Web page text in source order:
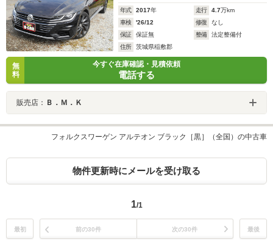
年式 2017年 走行 4.7万km
車検
'26/12 修復
なし
保証
保証無 整備
法定整備付
住所
茨城県稲敷郡
無
料
今すぐ在庫確認・見積依頼
電話する
販売店： Ｂ．Ｍ．Ｋ
フォルクスワーゲン アルテオン ブラック［黒］（全国）の中古車
物件更新時にメールを受け取る
1/1
最初 前の30件 次の30件 最後